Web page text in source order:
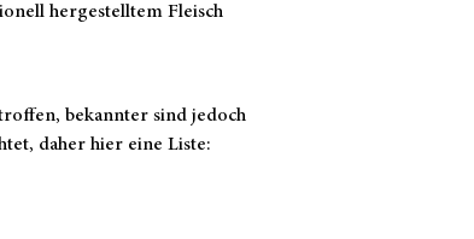
hergestelltem Fleisch
bekannter sind jedoch
daher hier eine Liste: